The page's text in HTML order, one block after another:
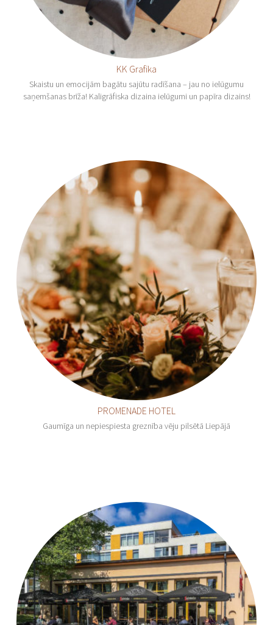
KK Grafika
Skaistu un emocijām bagātu sajūtu radīšana – jau no ielūgumu
saņemšanas brīža! Kaligrāfiska dizaina ielūgumi un papīra dizains!
PROMENADE HOTEL
Gaumīga un nepiespiesta greznība vēju pilsētā Liepājā